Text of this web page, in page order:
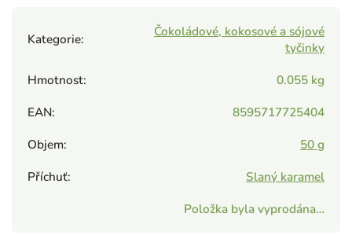
Kategorie:
Čokoládové, kokosové a sójové
tyčinky
Hmotnost:
0.055 kg
EAN:
8595717725404
Objem:
50 g
Příchuť:
Slaný karamel
Položka byla vyprodána…